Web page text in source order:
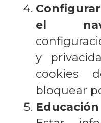
el
y
cookies
bloquear